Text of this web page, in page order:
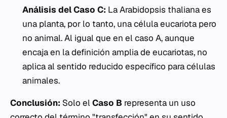
Análisis del Caso C: LaArabidopsis thalianaes
una planta, por lo tanto, una célula eucariota pero
no animal. Al igual que en el caso A, aunque
encaja en la definición amplia de eucariotas, no
aplica al sentido reducido específico para células
animales.
Conclusión: Solo elCaso B representa un uso